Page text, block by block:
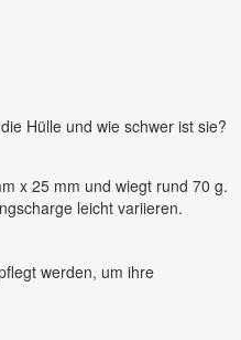
Hülle und wie schwer ist sie?
x 25 mm und wiegt rund 70 g.
leicht variieren.
werden, um ihre